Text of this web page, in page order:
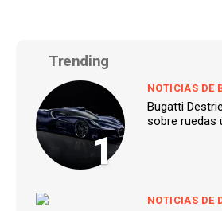
Trending
1
NOTICIAS DE
Bugatti
sobre ruedas
NOTICIAS DE